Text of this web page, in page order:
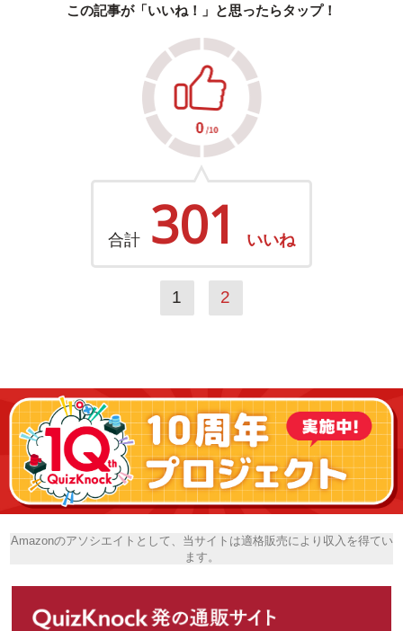
この記事が「いいね！」と思ったらタップ！
合計 301 いいね
1 2
Amazonのアソシエイトとして、当サイトは適格販売により収入を得てい
ます。